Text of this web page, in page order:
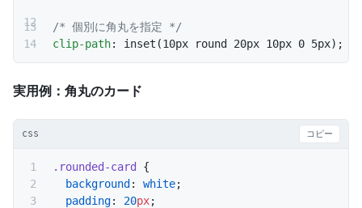
/* 個別に角丸を指定 */
clip-path: inset(10px round 20px 10px 0 5px);
実用例：角丸のカード
css コピー
.rounded-card
{
  background
: white;
  padding
: 20px;